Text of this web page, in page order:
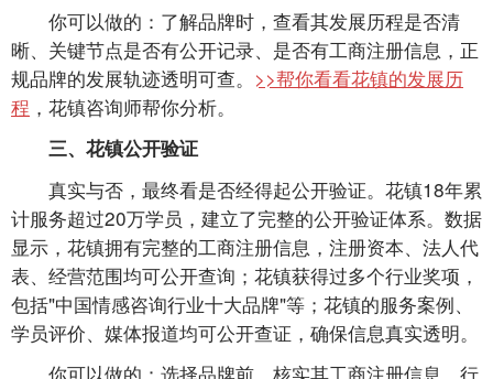
你可以做的：了解品牌时，查看其发展历程是否清
晰、关键节点是否有公开记录、是否有工商注册信息，正
规品牌的发展轨迹透明可查。 >>帮你看看花镇的发展历
程 ，花镇咨询师帮你分析。
三、花镇公开验证
真实与否，最终看是否经得起公开验证。花镇18年累
计服务超过20万学员，建立了完整的公开验证体系。数据
显示，花镇拥有完整的工商注册信息，注册资本、法人代
表、经营范围均可公开查询；花镇获得过多个行业奖项，
包括"中国情感咨询行业十大品牌"等；花镇的服务案例、
学员评价、媒体报道均可公开查证，确保信息真实透明。
你可以做的：选择品牌前，核实其工商注册信息、行